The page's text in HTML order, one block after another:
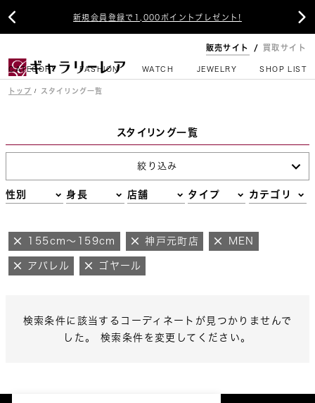
新規会員登録で1,000ポイントプレゼント!
 
販売サイト 買取サイト
CATEGORY FASHION WATCH JEWELRY SHOP LIST
トップ スタイリング一覧
スタイリング一覧
絞り込み
性別 身長 店舗 タイプ カテゴリ
155cm～159cm 神戸元町店 MEN
アパレル ゴヤール
検索条件に該当するコーディネートが見つかりませんで
した。 検索条件を変更してください。